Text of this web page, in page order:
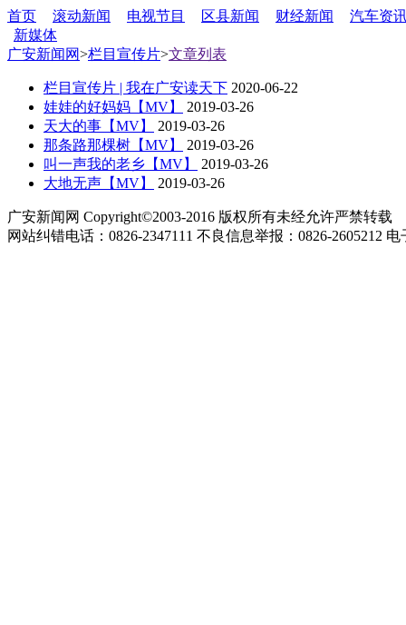
首页 滚动新闻 电视节目 区县新闻 财经新闻
汽车资
新媒体
广安新闻网>栏目宣传片>文章列表
栏目宣传片 | 我在广安读天下 2020-06-22
娃娃的好妈妈【MV】
2019-03-26
天大的事【MV】
2019-03-26
那条路那棵树【MV】
2019-03-26
叫一声我的老乡【MV】
2019-03-26
大地无声【MV】
2019-03-26
广安新闻网 Copyright©2003-2016 版权所有未经允许严禁转载
网站纠错电话：0826-2347111 不良信息举报：0826-2605212